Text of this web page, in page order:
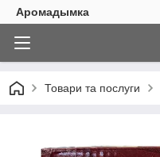
Аромадымка
Товари та послуги